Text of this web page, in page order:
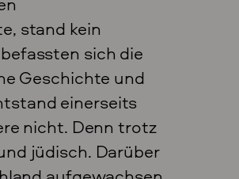
stand kein
sich die
Geschichte und
einerseits
nicht. Denn trotz
jüdisch. Darüber